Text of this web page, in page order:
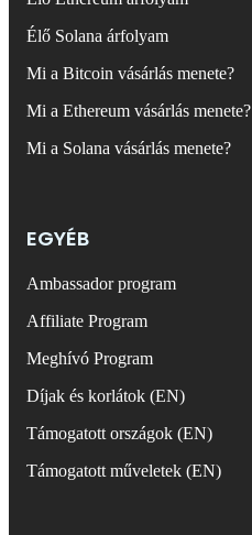
Élő Solana árfolyam
Mi a Bitcoin vásárlás menete?
Mi a Ethereum vásárlás menete?
Mi a Solana vásárlás menete?
EGYÉB
Ambassador program
Affiliate Program
Meghívó Program
Díjak és korlátok (EN)
Támogatott országok (EN)
Támogatott műveletek (EN)